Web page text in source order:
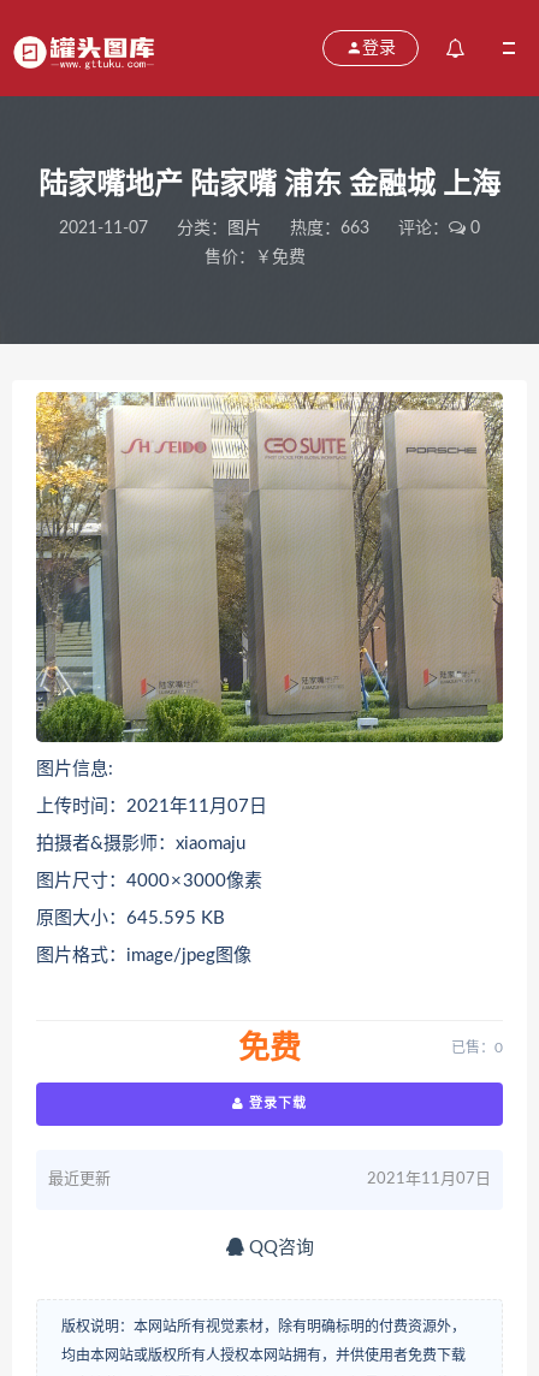
登录
陆家嘴地产 陆家嘴 浦东 金融城 上海
2021-11-07 分类： 图片 热度：663 评论：
0
售价：￥免费
图片信息:
上传时间：2021年11月07日
拍摄者&摄影师：xiaomaju
图片尺寸：4000 × 3000像素
原图大小：645.595 KB
图片格式：image/jpeg图像
免费 已售：0
登录下载
最近更新 2021年11月07日
QQ咨询
版权说明：本网站所有视觉素材，除有明确标明的付费资源外，
均由本网站或版权所有人授权本网站拥有，并供使用者免费下载